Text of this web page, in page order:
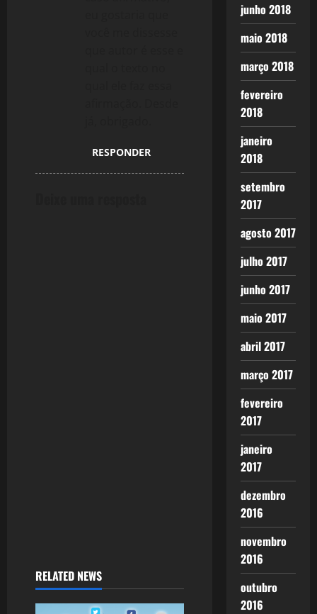
RESPONDER
RELATED NEWS
junho 2018
maio 2018
março 2018
fevereiro
2018
janeiro
2018
setembro
2017
agosto 2017
julho 2017
junho 2017
maio 2017
abril 2017
março 2017
fevereiro
2017
janeiro
2017
dezembro
2016
novembro
2016
outubro
2016